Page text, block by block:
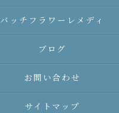
バッチフラワーレメディ
ブログ
お問い合わせ
サイトマップ